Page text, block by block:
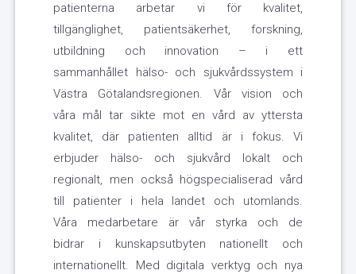
patienterna arbetar vi för kvalitet,
tillgänglighet, patientsäkerhet, forskning,
utbildning och innovation – i ett
sammanhållet hälso- och sjukvårdssystem i
Västra Götalandsregionen. Vår vision och
våra mål tar sikte mot en vård av yttersta
kvalitet, där patienten alltid är i fokus. Vi
erbjuder hälso- och sjukvård lokalt och
regionalt, men också högspecialiserad vård
till patienter i hela landet och utomlands.
Våra medarbetare är vår styrka och de
bidrar i kunskapsutbyten nationellt och
internationellt. Med digitala verktyg och nya